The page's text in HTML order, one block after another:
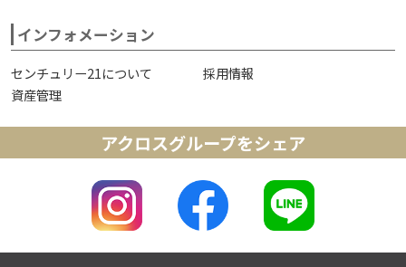
インフォメーション
センチュリー21について
採用情報
資産管理
アクロスグループをシェア